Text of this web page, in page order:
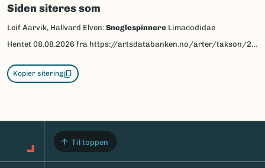
Siden siteres som
Leif Aarvik, Hallvard Elven: Sneglespinnere Limacodidae
Hentet 08.08.2026 fra https://artsdatabanken.no/arter/takson/28823/beskrivelse
Kopier sitering
Til toppen